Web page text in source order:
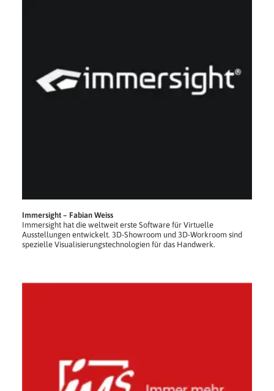
Immersight – Fabian Weiss
Immersight hat die weltweit erste Software für Virtuelle
Ausstellungen entwickelt. 3D-Showroom und 3D-Workroom sind
spezielle Visualisierungstechnologien für das Handwerk.